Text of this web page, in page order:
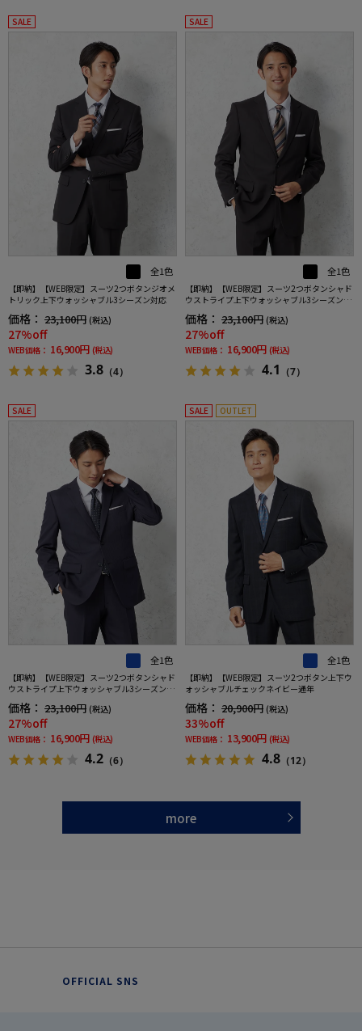
SALE
全1色
【即納】【WEB限定】スーツ2つボタンジオメ
トリック上下ウォッシャブル3シーズン対応
価格： 23,100円 (税込)
27%off
WEB価格： 16,900円 (税込)
3.8 （4）
SALE
全1色
【即納】【WEB限定】スーツ2つボタンシャド
ウストライプ上下ウォッシャブル3シーズン対
応
価格： 23,100円 (税込)
27%off
WEB価格： 16,900円 (税込)
4.1 （7）
SALE
全1色
【即納】【WEB限定】スーツ2つボタンシャド
ウストライプ上下ウォッシャブル3シーズン対
応
価格： 23,100円 (税込)
27%off
WEB価格： 16,900円 (税込)
4.2 （6）
SALE OUTLET
全1色
【即納】【WEB限定】スーツ2つボタン上下ウ
ォッシャブルチェックネイビー通年
価格： 20,900円 (税込)
33%off
WEB価格： 13,900円 (税込)
4.8 （12）
more
OFFICIAL SNS